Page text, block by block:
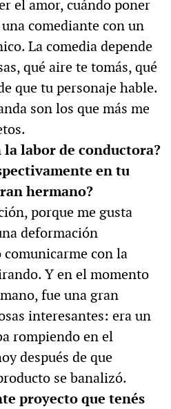
el amor, cuándo poner
comediante con un
La comedia depende
qué aire te tomás, qué
que tu personaje hable.
son los que más me
la labor de conductora?
en tu
hermano?
porque me gusta
deformación
con la
Y en el momento
fue una gran
interesantes: era un
rompiendo en el
después de que
se banalizó.
proyecto que tenés